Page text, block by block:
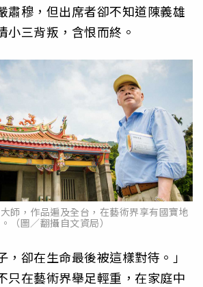
肅穆，但出席者卻不知道陳義雄
小三背叛，含恨而終。
師，作品遍及全台，在藝術界享有國寶地
（圖／翻攝自文資局）
，卻在生命最後被這樣對待。」
只在藝術界舉足輕重，在家庭中